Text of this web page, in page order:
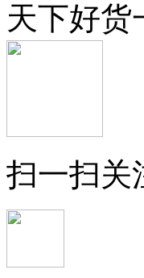
天下好货
扫一扫关